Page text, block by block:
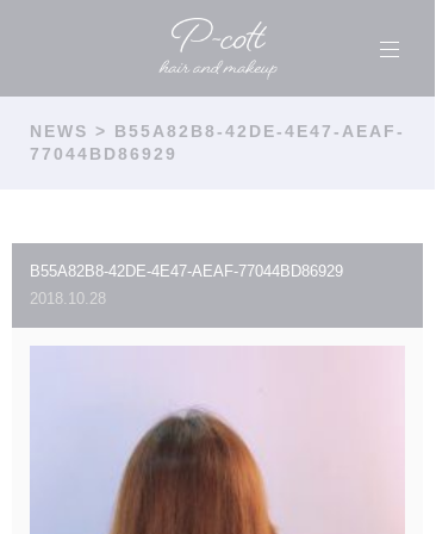
NEWS > B55A82B8-42DE-4E47-AEAF-
77044BD86929
B55A82B8-42DE-4E47-AEAF-77044BD86929
2018.10.28